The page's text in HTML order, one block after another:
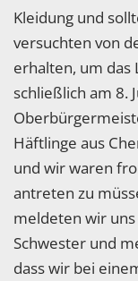
Kleidung und
versuchten von
erhalten, um das
schließlich am 8.
Häftlinge aus
und wir waren
antreten zu
meldeten wir
Schwester und
dass wir bei